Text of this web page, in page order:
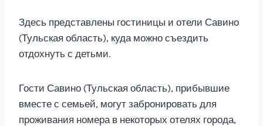
Здесь представлены гостиницы и отели Савино
(Тульская область), куда можно съездить
отдохнуть с детьми.
Гости Савино (Тульская область), прибывшие
вместе с семьей, могут забронировать для
проживания номера в некоторых отелях города,